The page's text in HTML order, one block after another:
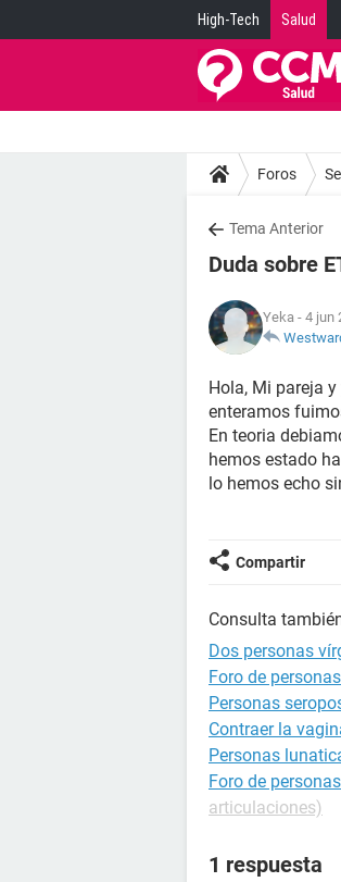
High-Tech Salud
Foros
Tema Anterior
Duda sobre
Yeka - 4 jun
Hola, Mi pareja
enteramos
En teoria
hemos estado
lo hemos echo
Compartir
Consulta
Dos personas
Foro de
Personas
Contraer la
Personas
Foro de
articulaciones)
1 respuesta